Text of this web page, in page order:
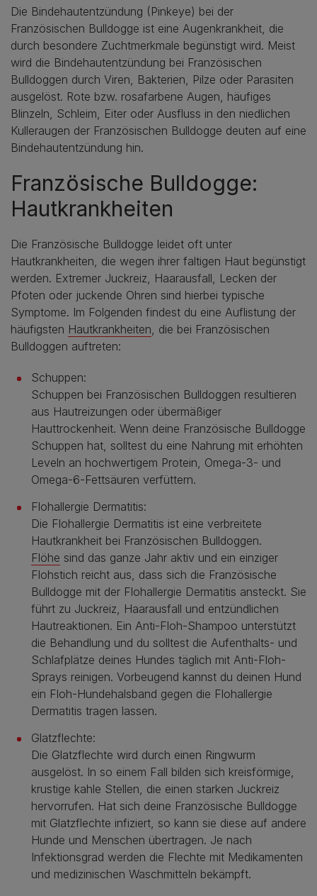
Die Bindehautentzündung (Pinkeye) bei der
Französischen Bulldogge ist eine Augenkrankheit, die
durch besondere Zuchtmerkmale begünstigt wird. Meist
wird die Bindehautentzündung bei Französischen
Bulldoggen durch Viren, Bakterien, Pilze oder Parasiten
ausgelöst. Rote bzw. rosafarbene Augen, häufiges
Blinzeln, Schleim, Eiter oder Ausfluss in den niedlichen
Kulleraugen der Französischen Bulldogge deuten auf eine
Bindehautentzündung hin.
Französische Bulldogge:
Hautkrankheiten
Die Französische Bulldogge leidet oft unter
Hautkrankheiten, die wegen ihrer faltigen Haut begünstigt
werden. Extremer Juckreiz, Haarausfall, Lecken der
Pfoten oder juckende Ohren sind hierbei typische
Symptome. Im Folgenden findest du eine Auflistung der
häufigsten Hautkrankheiten, die bei Französischen
Bulldoggen auftreten:
Schuppen:
Schuppen bei Französischen Bulldoggen resultieren
aus Hautreizungen oder übermäßiger
Hauttrockenheit. Wenn deine Französische Bulldogge
Schuppen hat, solltest du eine Nahrung mit erhöhten
Leveln an hochwertigem Protein, Omega-3- und
Omega-6-Fettsäuren verfüttern.
Flohallergie Dermatitis:
Die Flohallergie Dermatitis ist eine verbreitete
Hautkrankheit bei Französischen Bulldoggen.
Flöhe sind das ganze Jahr aktiv und ein einziger
Flohstich reicht aus, dass sich die Französische
Bulldogge mit der Flohallergie Dermatitis ansteckt. Sie
führt zu Juckreiz, Haarausfall und entzündlichen
Hautreaktionen. Ein Anti-Floh-Shampoo unterstützt
die Behandlung und du solltest die Aufenthalts- und
Schlafplätze deines Hundes täglich mit Anti-Floh-
Sprays reinigen. Vorbeugend kannst du deinen Hund
ein Floh-Hundehalsband gegen die Flohallergie
Dermatitis tragen lassen.
Glatzflechte:
Die Glatzflechte wird durch einen Ringwurm
ausgelöst. In so einem Fall bilden sich kreisförmige,
krustige kahle Stellen, die einen starken Juckreiz
hervorrufen. Hat sich deine Französische Bulldogge
mit Glatzflechte infiziert, so kann sie diese auf andere
Hunde und Menschen übertragen. Je nach
Infektionsgrad werden die Flechte mit Medikamenten
und medizinischen Waschmitteln bekämpft.